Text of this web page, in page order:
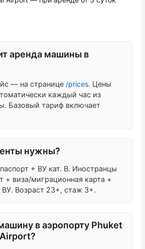
аренда машины в
— на странице /prices. Цены
каждый час из
Базовый тариф включает
нужны?
+ ВУ кат. B. Иностранцы
+ виза/миграционная карта +
Возраст 23+, стаж 3+.
в аэропорту Phuket